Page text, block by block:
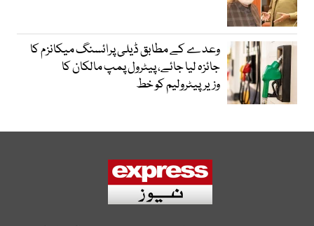
وعدے کے مطابق ڈیلی پرائسنگ میکانزم کا
جائزہ لیا جائے، پیٹرول پمپ مالکان کا
وزیرپیٹرولیم کو خط